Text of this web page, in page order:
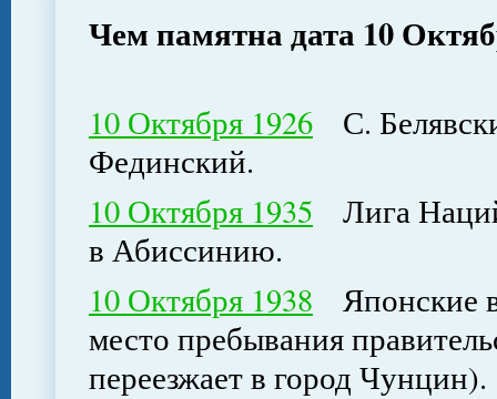
Чем памятна дата 10
10 Октября 1926 С.
Фединский.
10 Октября 1935 Лига
в Абиссинию.
10 Октября 1938 Японские
место пребывания
переезжает в город Чунцин).